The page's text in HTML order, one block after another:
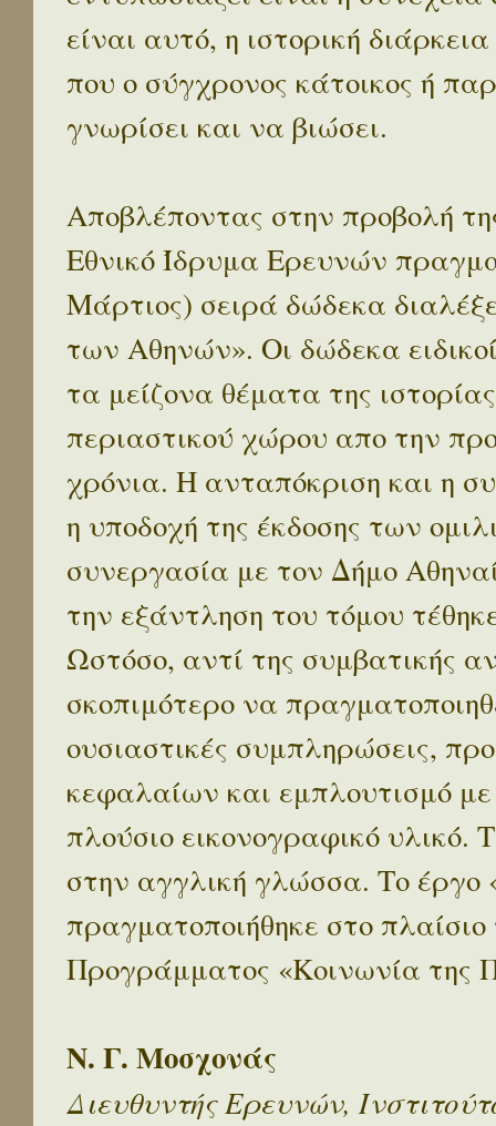
είναι αυτό, η ιστορική
που ο σύγχρονος κάτοικος ή
γνωρίσει και να βιώσει.
Αποβλέποντας στην προβολή
Εθνικό Ίδρυμα Ερευνών
Μάρτιος) σειρά δώδεκα
των Αθηνών». Οι δώδεκα
τα μείζονα θέματα της
περιαστικού χώρου απο την
χρόνια. Η ανταπόκριση και η
η υποδοχή της έκδοσης των
συνεργασία με τον Δήμο
την εξάντληση του τόμου
Ωστόσο, αντί της συμβατικής
σκοπιμότερο να
ουσιαστικές συμπληρώσεις,
κεφαλαίων και εμπλουτισμό
πλούσιο εικονογραφικό
στην αγγλική γλώσσα. Το
πραγματοποιήθηκε στο
Προγράμματος «Κοινωνία της
Ν. Γ. Μοσχονάς
Διευθυντής Ερευνών,